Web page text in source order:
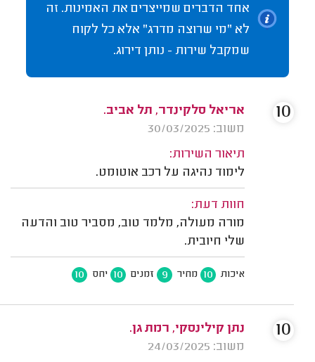
אחד הדברים שמייצרים את האמינות. זה
לא "מי שרוצה מדרג" אלא כל לקוח
שמקבל שירות - נותן דירוג.
אריאל סלקינדר, תל אביב.
משוב: 30/03/2025
תיאור השירות:
לימוד נהיגה על רכב אוטומט.
חוות דעת:
מורה מעולה, מלמד טוב, מסביר טוב והדעה
שלי חיובית.
איכות 10 מחיר 9 זמנים 10 יחס 10
10
נתן קילינסקי, רמת גן.
משוב: 24/03/2025
10